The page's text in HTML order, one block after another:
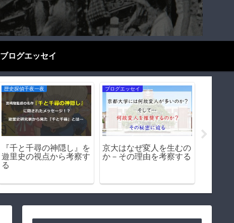
ブログエッセイ
歴史探偵千夜一夜
天王寺駅の怪－天王寺駅
に残る阪和電鉄の遺構た
ち【阪和線歴史紀行】
お役立ち情報
KP41病を打倒せよ！－
KP41病解決への道